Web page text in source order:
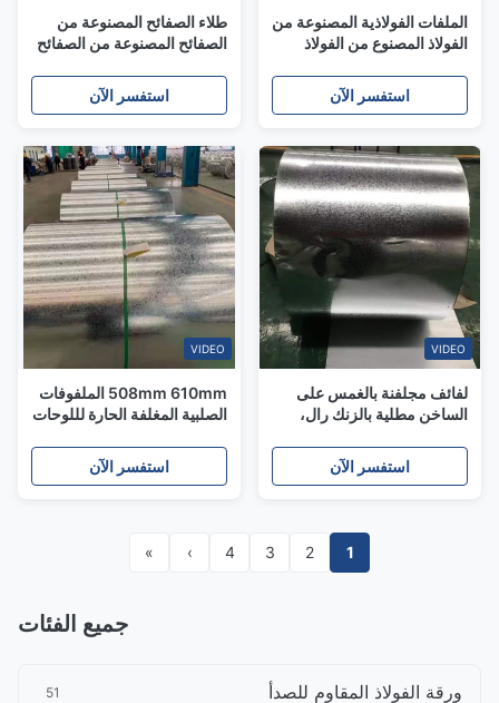
الملفات الفولاذية المصنوعة من
الفولاذ المصنوع من الفولاذ
508mm 610mm
استفسر الآن
طلاء الصفائح المصنوعة من
الصفائح المصنوعة من الصفائح
المصنوعة من الصفائح
المصنوعة من الصفائح
المصنوعة من الصفائح الصلبة
استفسر الآن
VIDEO
لفائف مجلفنة بالغمس على
الساخن مطلية بالزنك رال،
استفسر الآن
VIDEO
508mm 610mm الملفوفات
الصلبية المغلفة الحارة لللوحات
استفسر الآن
1
2
3
4
›
»
جميع الفئات
ورقة الفولاذ المقاوم للصدأ 51